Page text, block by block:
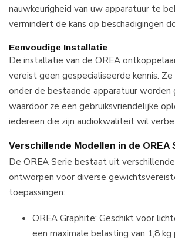
nauwkeurigheid van uw apparatuur te
vermindert de kans op beschadigingen
Eenvoudige Installatie
De installatie van de OREA
vereist geen gespecialiseerde kennis.
onder de bestaande apparatuur worden
waardoor ze een gebruiksvriendelijke
iedereen die zijn audiokwaliteit wil
Verschillende Modellen in de OREA
De OREA Serie bestaat uit
ontworpen voor diverse
toepassingen:
OREA Graphite: Geschikt voor
een maximale belasting van 1,8